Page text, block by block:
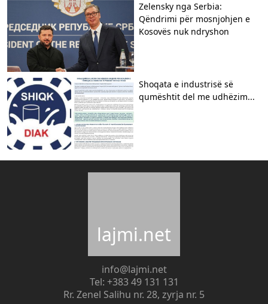
Zelensky nga Serbia:
Qëndrimi për mosnjohjen e
Kosovës nuk ndryshon
Shoqata e industrisë së
qumështit del me udhëzim...
lajmi.net
info@lajmi.net
Tel: +383 49 131 131
Rr. Zenel Salihu nr. 28, zyrja nr. 5